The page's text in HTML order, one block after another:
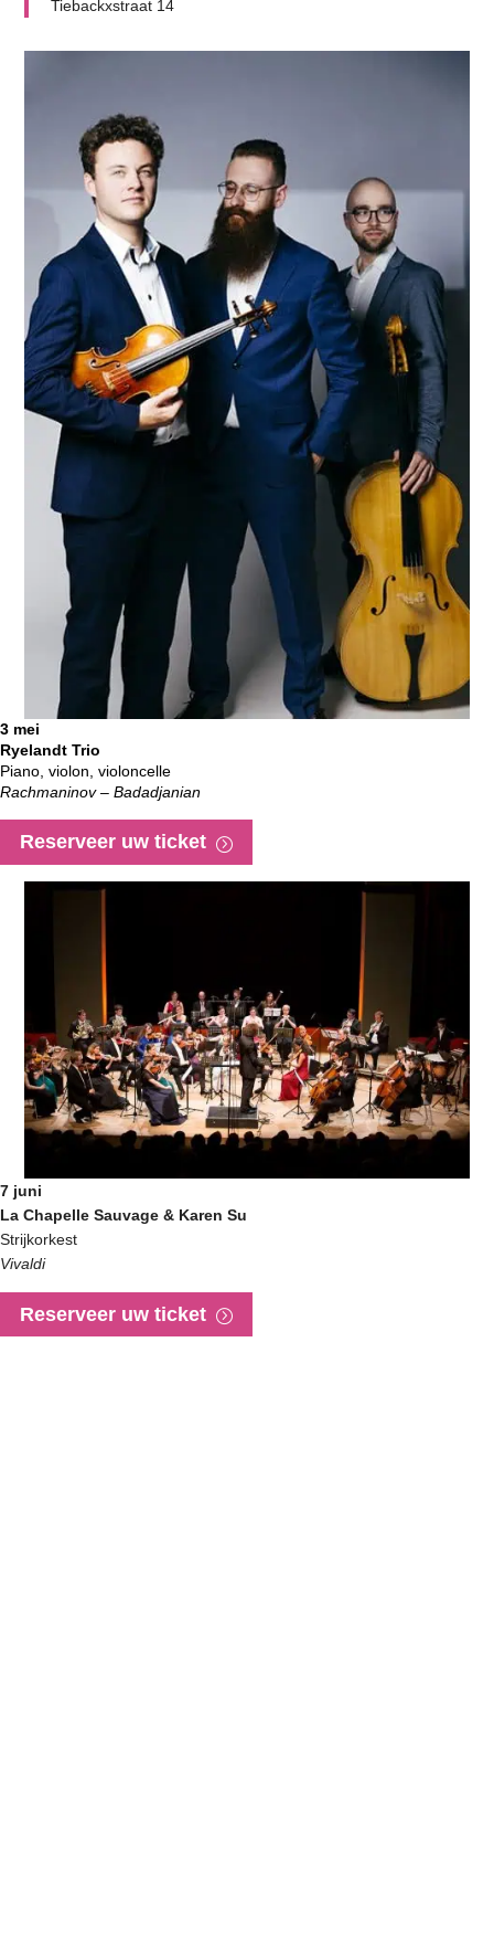
Tiebackxstraat 14
3 mei
Ryelandt Trio
Piano, violon, violoncelle
Rachmaninov – Badadjanian
Reserveer uw ticket
7 juni
La Chapelle Sauvage & Karen Su
Strijkorkest
Vivaldi
Reserveer uw ticket